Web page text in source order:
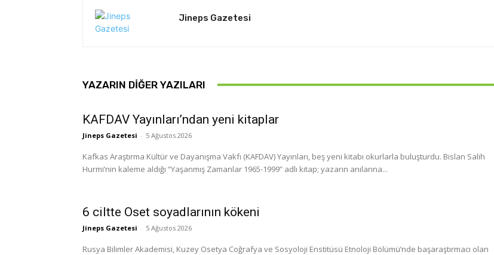
Jineps Gazetesi
YAZARIN DIĞER YAZILARI
KAFDAV Yayınları’ndan yeni kitaplar
Jineps Gazetesi - 5 Ağustos 2026
Kafkas Araştırma Kültür ve Dayanışma Vakfı (KAFDAV) Yayınları, beş yeni kitabı okurlarla buluşturdu. Bislan Salih
Hurmi’nin kaleme aldığı “Yaşanmış Zamanlar 1965-1999” adlı kitap; yazarın anılarına...
6 ciltte Oset soyadlarının kökeni
Jineps Gazetesi - 5 Ağustos 2026
Rusya Bilimler Akademisi, Kuzey Osetya Coğrafya ve Sosyoloji Enstitüsü Etnoloji Bölümü’nde başaraştırmacı olan